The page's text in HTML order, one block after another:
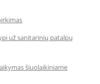
už sanitarinių patalpų
šiuolaikiniame